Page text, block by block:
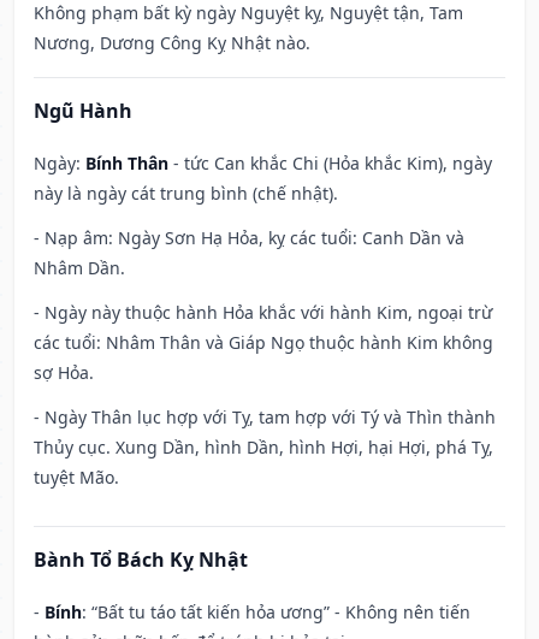
Không phạm bất kỳ ngày Nguyệt kỵ, Nguyệt tận, Tam
Nương, Dương Công Kỵ Nhật nào.
Ngũ Hành
Ngày: Bính Thân - tức Can khắc Chi (Hỏa khắc Kim), ngày
này là ngày cát trung bình (chế nhật).
- Nạp âm: Ngày Sơn Hạ Hỏa, kỵ các tuổi: Canh Dần và
Nhâm Dần.
- Ngày này thuộc hành Hỏa khắc với hành Kim, ngoại trừ
các tuổi: Nhâm Thân và Giáp Ngọ thuộc hành Kim không
sợ Hỏa.
- Ngày Thân lục hợp với Tỵ, tam hợp với Tý và Thìn thành
Thủy cục. Xung Dần, hình Dần, hình Hợi, hại Hợi, phá Tỵ,
tuyệt Mão.
Bành Tổ Bách Kỵ Nhật
- Bính: “Bất tu táo tất kiến hỏa ương” - Không nên tiến